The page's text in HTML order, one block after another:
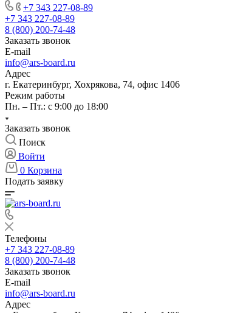
+7 343 227-08-89
+7 343 227-08-89
8 (800) 200-74-48
Заказать звонок
E-mail
info@ars-board.ru
Адрес
г. Екатеринбург, Хохрякова, 74, офис 1406
Режим работы
Пн. – Пт.: с 9:00 до 18:00
Заказать звонок
Поиск
Войти
0 Корзина
Подать заявку
Телефоны
+7 343 227-08-89
8 (800) 200-74-48
Заказать звонок
E-mail
info@ars-board.ru
Адрес